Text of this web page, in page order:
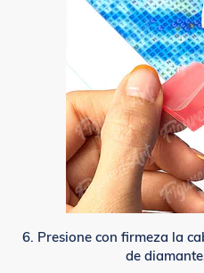
6. Presione con firmeza la
de